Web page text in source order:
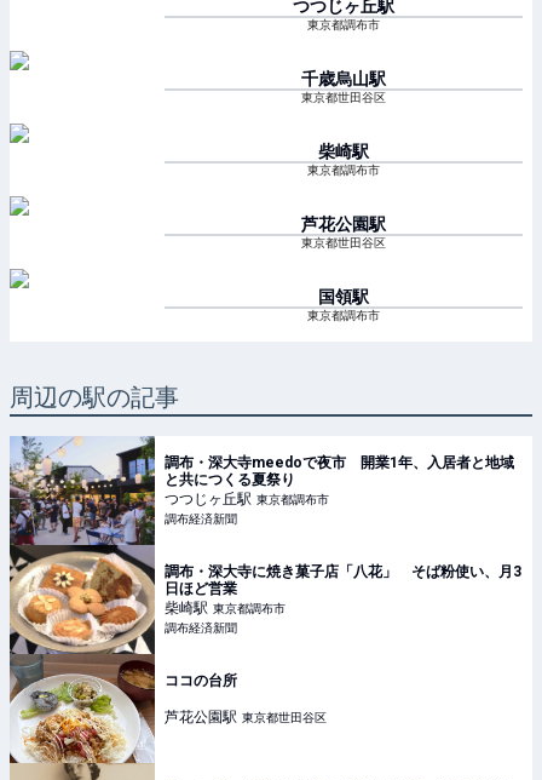
つつじヶ丘駅
東京都調布市
千歳烏山駅
東京都世田谷区
柴崎駅
東京都調布市
芦花公園駅
東京都世田谷区
国領駅
東京都調布市
周辺の駅の記事
調布・深大寺meedoで夜市 開業1年、入居者と地域
と共につくる夏祭り
つつじヶ丘駅 東京都調布市
調布経済新聞
調布・深大寺に焼き菓子店「八花」 そば粉使い、月3
日ほど営業
柴崎駅 東京都調布市
調布経済新聞
ココの台所
芦花公園駅 東京都世田谷区